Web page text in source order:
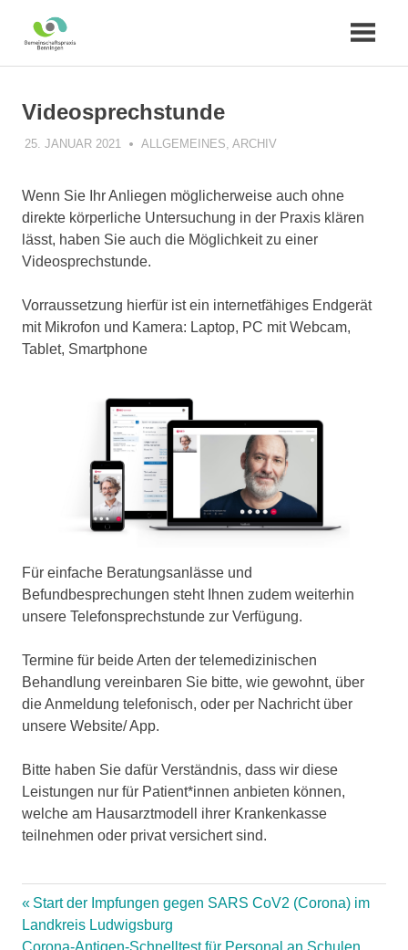
springen
Videosprechstunde
25. JANUAR 2021 PRAXIS
ALLGEMEINES ARCHIV
Wenn Sie Ihr Anliegen möglicherweise auch ohne
direkte körperliche Untersuchung in der Praxis klären
lässt, haben Sie auch die Möglichkeit zu einer
Videosprechstunde.
Vorraussetzung hierfür ist ein internetfähiges Endgerät
mit Mikrofon und Kamera: Laptop, PC mit Webcam,
Tablet, Smartphone
Für einfache Beratungsanlässe und
Befundbesprechungen steht Ihnen zudem weiterhin
unsere Telefonsprechstunde zur Verfügung.
Termine für beide Arten der telemedizinischen
Behandlung vereinbaren Sie bitte, wie gewohnt, über
die Anmeldung telefonisch, oder per Nachricht über
unsere Website/ App.
Bitte haben Sie dafür Verständnis, dass wir diese
Leistungen nur für Patient*innen anbieten können,
welche am Hausarztmodell ihrer Krankenkasse
teilnehmen oder privat versichert sind.
Sprechstunde
Telefon
Beitragsnavigation
Vorheriger
Beitrag:
Start der Impfungen gegen SARS CoV2 (Corona) im
Landkreis Ludwigsburg